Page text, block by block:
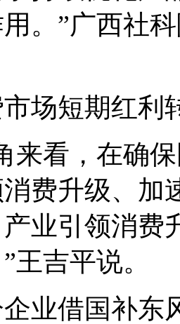
。”广西社
场短期红利
来看，在确
费升级、加
业引领消费
王吉平说。
业借国补东